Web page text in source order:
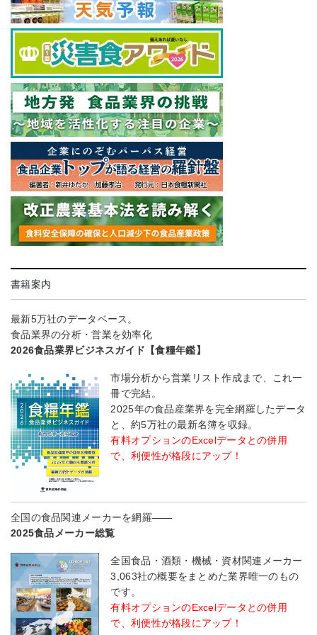
書籍案内
最新5万社のデータベース。
食品業界の分析・営業を効率化
2026食品業界ビジネスガイド【食糧年鑑】
市場分析から営業リスト作成まで、これ一
冊で完結。
2025年の食品産業界を完全網羅したデータ
と、約5万社の最新名簿を収録。
有料オプションのExcelデータとの併用
で、利便性が格段にアップ！
全国の食品関連メーカーを網羅――
2025食品メーカー総覧
全国食品・酒類・機械・資材関連メーカー
3,063社の概要をまとめた業界唯一のもの
です。
有料オプションのExcelデータとの併用
で、利便性が格段にアップ！